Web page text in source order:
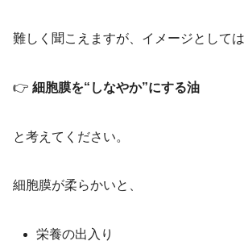
難しく聞こえますが、イメージとしては
👉 細胞膜を“しなやか”にする油
と考えてください。
細胞膜が柔らかいと、
栄養の出入り